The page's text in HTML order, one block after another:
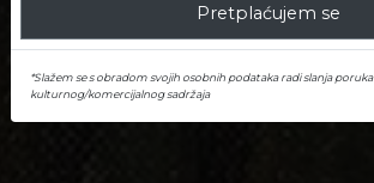
Pretplaćujem se
*Slažem se s obradom svojih osobnih podataka radi slanja poruka
kulturnog/komercijalnog sadržaja